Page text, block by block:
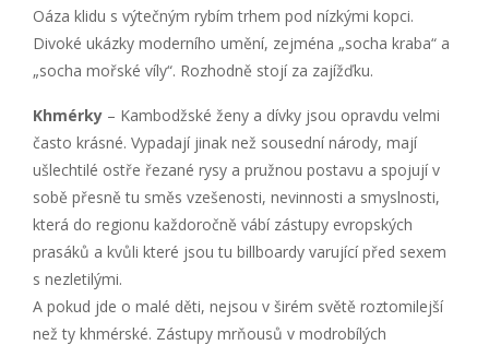
Oáza klidu s výtečným rybím trhem pod nízkými kopci.
Divoké ukázky moderního umění, zejména „socha kraba“ a
„socha mořské víly“. Rozhodně stojí za zajížďku.
Khmérky – Kambodžské ženy a dívky jsou opravdu velmi
často krásné. Vypadají jinak než sousední národy, mají
ušlechtilé ostře řezané rysy a pružnou postavu a spojují v
sobě přesně tu směs vzešenosti, nevinnosti a smyslnosti,
která do regionu každoročně vábí zástupy evropských
prasáků a kvůli které jsou tu billboardy varující před sexem
s nezletilými.
A pokud jde o malé děti, nejsou v širém světě roztomilejší
než ty khmérské. Zástupy mrňousů v modrobílých